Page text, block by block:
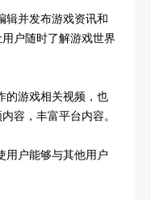
辑并发布游戏资讯和
户随时了解游戏世界
的游戏相关视频，也
容，丰富平台内容。
用户能够与其他用户